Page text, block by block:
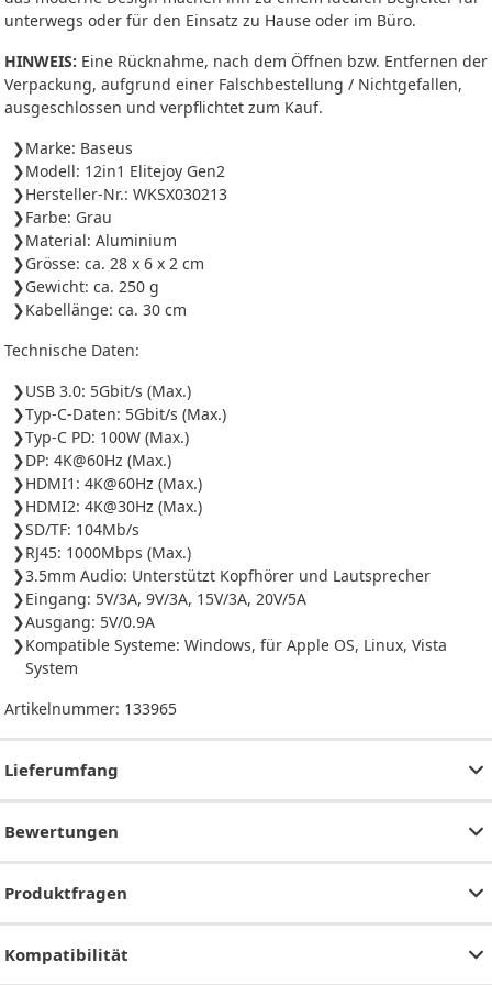
unterwegs oder für den Einsatz zu Hause oder im Büro.
HINWEIS: Eine Rücknahme, nach dem Öffnen bzw. Entfernen der
Verpackung, aufgrund einer Falschbestellung / Nichtgefallen,
ausgeschlossen und verpflichtet zum Kauf.
Marke: Baseus
Modell: 12in1 Elitejoy Gen2
Hersteller-Nr.: WKSX030213
Farbe: Grau
Material: Aluminium
Grösse: ca. 28 x 6 x 2 cm
Gewicht: ca. 250 g
Kabellänge: ca. 30 cm
Technische Daten:
USB 3.0: 5Gbit/s (Max.)
Typ-C-Daten: 5Gbit/s (Max.)
Typ-C PD: 100W (Max.)
DP: 4K@60Hz (Max.)
HDMI1: 4K@60Hz (Max.)
HDMI2: 4K@30Hz (Max.)
SD/TF: 104Mb/s
RJ45: 1000Mbps (Max.)
3.5mm Audio: Unterstützt Kopfhörer und Lautsprecher
Eingang: 5V/3A, 9V/3A, 15V/3A, 20V/5A
Ausgang: 5V/0.9A
Kompatible Systeme: Windows, für Apple OS, Linux, Vista
System
Artikelnummer: 133965
Lieferumfang
Bewertungen
Produktfragen
Kompatibilität